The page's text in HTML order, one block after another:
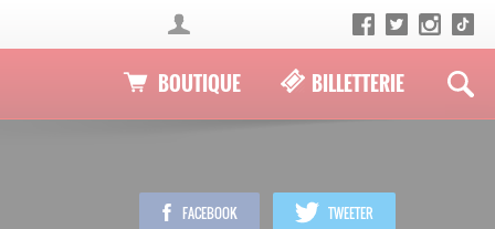
BOUTIQUE BILLETTERIE
FACEBOOK TWEETER